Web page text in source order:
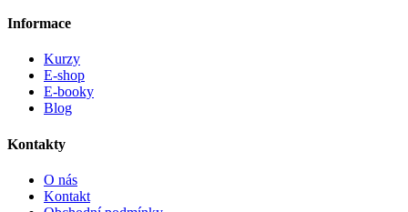
Informace
Kurzy
E-shop
E-booky
Blog
Kontakty
O nás
Kontakt